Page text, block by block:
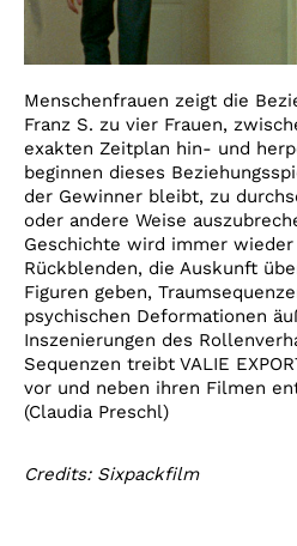
Menschenfrauen zeigt die
Franz S. zu vier Frauen,
exakten Zeitplan hin- und
beginnen dieses
der Gewinner bleibt, zu
oder andere Weise
Geschichte wird immer
Rückblenden, die Auskunft
Figuren geben,
psychischen Deformationen
Inszenierungen des
Sequenzen treibt VALIE
vor und neben ihren Filmen
(Claudia Preschl)
Credits: Sixpackfilm